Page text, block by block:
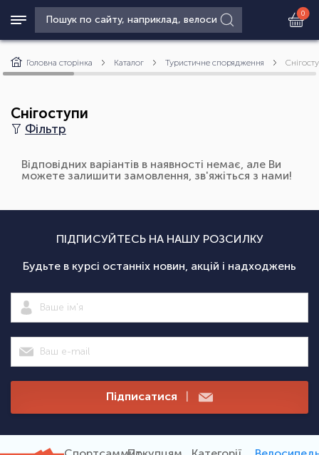
0
Головна сторінка Каталог Туристичне спорядження
Снігоступи
Фільтр
Відповідних варіантів в наявності немає, але Ви
можете залишити замовлення, зв'яжіться з нами!
ПІДПИСУЙТЕСЬ НА НАШУ РОЗСИЛКУ
Будьте в курсі останніх новин, акцій і надходжень
Підписатися |